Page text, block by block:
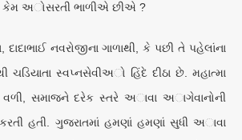
કેમ અોસરતી ભાળીએ છીએ ?
નવરોજીના ગાળાથી, કે પછી તે પહેલાંના
ચડિયાતા સ્વપ્નસેવીઅો હિંદે દીઠા છે. મહાત્મા
વળી, સમાજને દરેક સ્તરે અાવા અાગેવાનોની
હતી. ગુજરાતમાં હમણાં હમણાં સુધી અાવા